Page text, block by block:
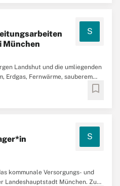
München
S
Landshut und die umliegenden
Erdgas, Fernwärme, sauberem
und das Stadtbad –
bookmark
S
kommunale Versorgungs- und
Landeshauptstadt München. Zu